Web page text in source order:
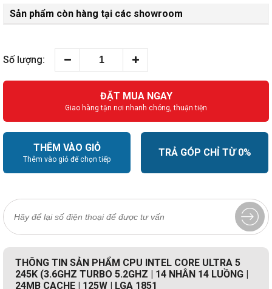
Sản phẩm còn hàng tại các showroom
Số lượng:
ĐẶT MUA NGAY
Giao hàng tận nơi nhanh chóng, thuận tiện
THÊM VÀO GIỎ
Thêm vào giỏ để chọn tiếp
TRẢ GÓP CHỈ TỪ 0%
THÔNG TIN SẢN PHẨM CPU INTEL CORE ULTRA 5
245K (3.6GHZ TURBO 5.2GHZ | 14 NHÂN 14 LUỒNG |
24MB CACHE | 125W | LGA 1851